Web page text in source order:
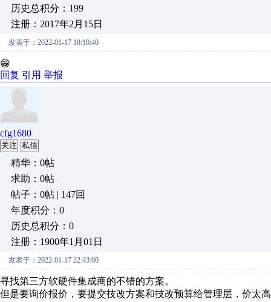
历史总积分：199
注册：2017年2月15日
发表于：2022-01-17 18:10:40
😁
回复 引用 举报
cfg1680
关注 私信
精华：0帖
求助：0帖
帖子：0帖 | 147回
年度积分：0
历史总积分：0
注册：1900年1月01日
发表于：2022-01-17 22:43:00
寻找第三方软硬件集成商的不错的方案。
但是要询价报价，要提交技改方案和技改预算给管理层，价太